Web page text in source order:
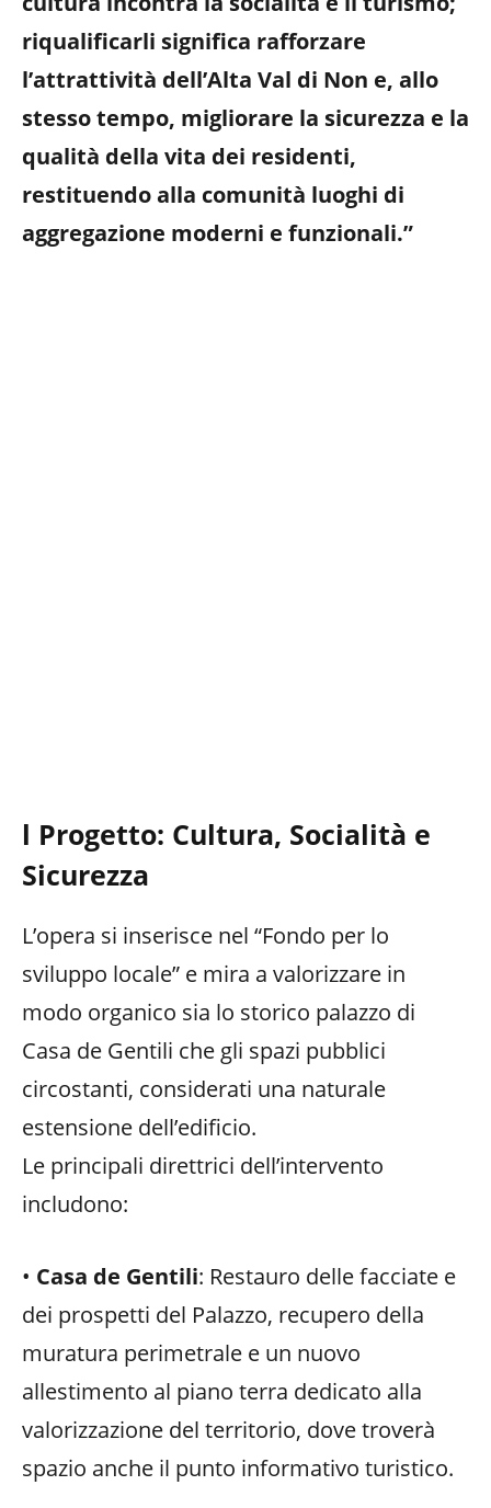
riqualificarli significa rafforzare
l’attrattività dell’Alta Val di Non e, allo
stesso tempo, migliorare la sicurezza e la
qualità della vita dei residenti,
restituendo alla comunità luoghi di
aggregazione moderni e funzionali.”
l Progetto: Cultura, Socialità e
Sicurezza
L’opera si inserisce nel “Fondo per lo
sviluppo locale” e mira a valorizzare in
modo organico sia lo storico palazzo di
Casa de Gentili che gli spazi pubblici
circostanti, considerati una naturale
estensione dell’edificio.
Le principali direttrici dell’intervento
includono:
• Casa de Gentili: Restauro delle facciate e
dei prospetti del Palazzo, recupero della
muratura perimetrale e un nuovo
allestimento al piano terra dedicato alla
valorizzazione del territorio, dove troverà
spazio anche il punto informativo turistico.